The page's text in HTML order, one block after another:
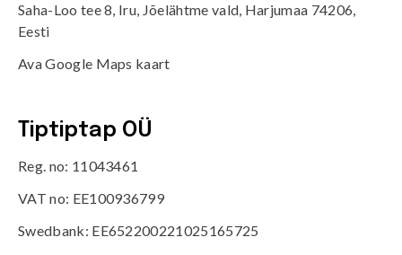
Saha-Loo tee 8, Iru, Jõelähtme vald, Harjumaa 74206,
Eesti
Ava Google Maps kaart
Tiptiptap OÜ
Reg. no: 11043461
VAT no: EE100936799
Swedbank: EE652200221025165725